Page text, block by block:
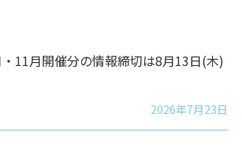
11月開催分の情報締切は8月13日(木)
2026年7月23日